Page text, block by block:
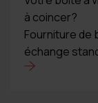
à coincer?
Fourniture de
échange